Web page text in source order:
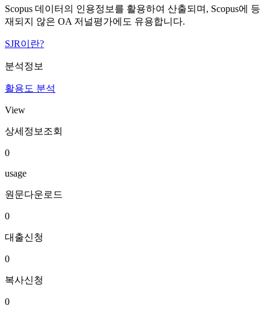
Scopus 데이터의 인용정보를 활용하여 산출되며, Scopus에 등
재되지 않은 OA 저널평가에도 유용합니다.
SJR이란?
분석정보
활용도 분석
View
상세정보조회
0
usage
원문다운로드
0
대출신청
0
복사신청
0